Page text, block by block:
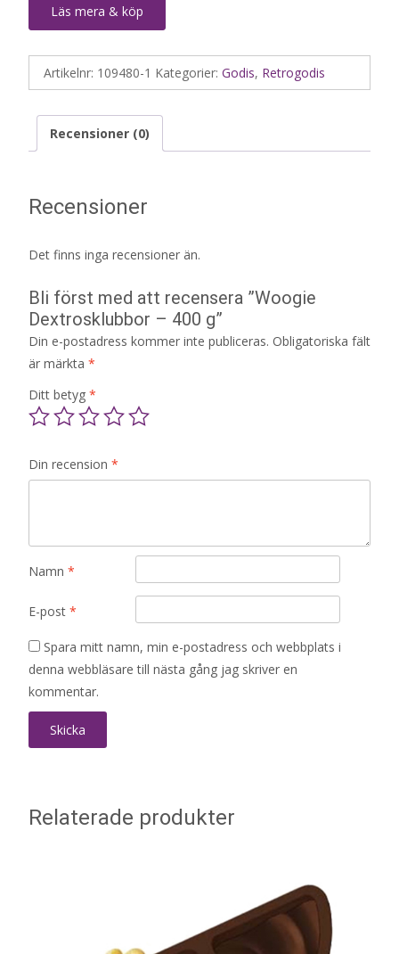
Läs mera & köp
Artikelnr: 109480-1 Kategorier: Godis, Retrogodis
Recensioner (0)
Recensioner
Det finns inga recensioner än.
Bli först med att recensera ”Woogie
Dextrosklubbor – 400 g”
Din e-postadress kommer inte publiceras. Obligatoriska fält
är märkta *
Ditt betyg *
Din recension *
Namn *
E-post *
Spara mitt namn, min e-postadress och webbplats i
denna webbläsare till nästa gång jag skriver en
kommentar.
Relaterade produkter